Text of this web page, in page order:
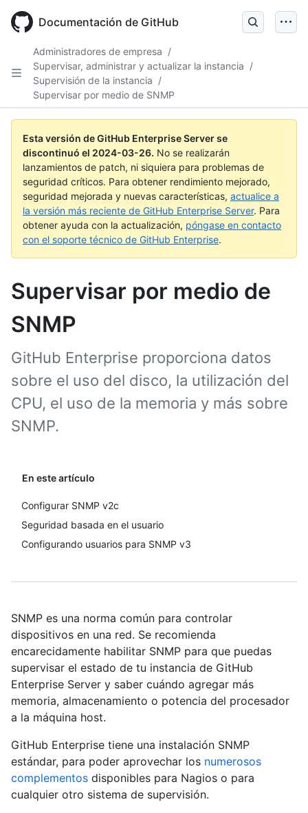
main
Documentación de GitHub
Administradores de empresa /
Supervisar, administrar y actualizar la instancia /
Supervisión de la instancia /
Supervisar por medio de SNMP
Esta versión de GitHub Enterprise Server se
discontinuó el 2024-03-26. No se realizarán
lanzamientos de patch, ni siquiera para problemas de
seguridad críticos. Para obtener rendimiento mejorado,
seguridad mejorada y nuevas características, actualice a
la versión más reciente de GitHub Enterprise Server. Para
obtener ayuda con la actualización, póngase en contacto
con el soporte técnico de GitHub Enterprise.
Supervisar por medio de
SNMP
GitHub Enterprise proporciona datos
sobre el uso del disco, la utilización del
CPU, el uso de la memoria y más sobre
SNMP.
En este artículo
Configurar SNMP v2c
Seguridad basada en el usuario
Configurando usuarios para SNMP v3
SNMP es una norma común para controlar
dispositivos en una red. Se recomienda
encarecidamente habilitar SNMP para que puedas
supervisar el estado de tu instancia de GitHub
Enterprise Server y saber cuándo agregar más
memoria, almacenamiento o potencia del procesador
a la máquina host.
GitHub Enterprise tiene una instalación SNMP
estándar, para poder aprovechar los numerosos
complementos disponibles para Nagios o para
cualquier otro sistema de supervisión.